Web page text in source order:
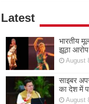
Latest
भारतीय
झूठा आरोप
August
साइबर
का देश में
August